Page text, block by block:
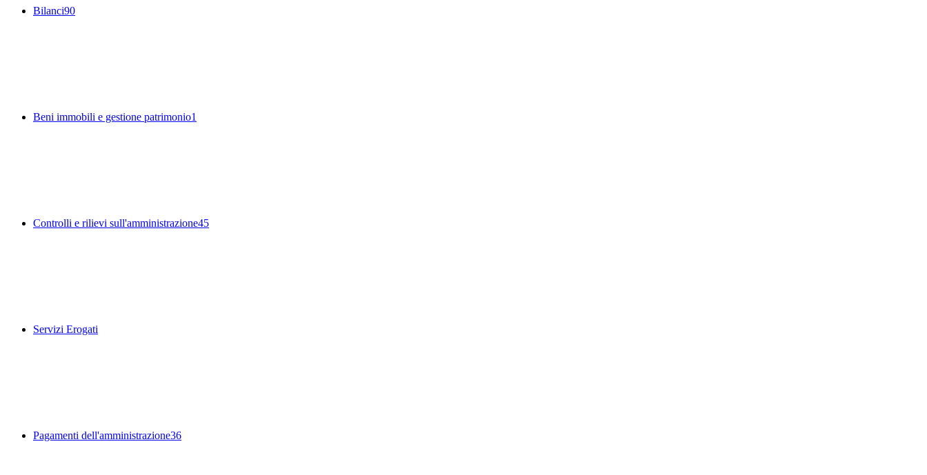
Bilanci90
Beni immobili e gestione patrimonio1
Controlli e rilievi sull'amministrazione45
Servizi Erogati
Pagamenti dell'amministrazione36